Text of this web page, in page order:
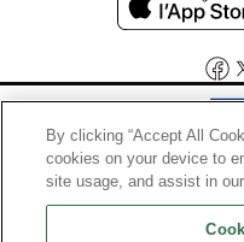
Interdiction de vente de
By clicking “Accept All
cookies on your device to
site usage, and assist in